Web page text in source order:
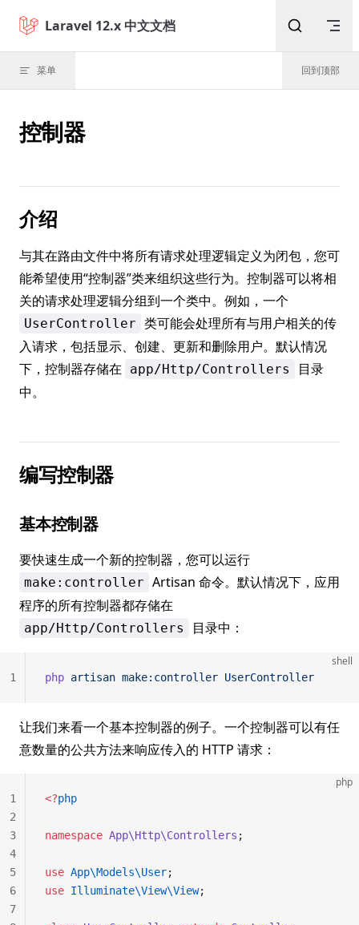
Skip to content
Laravel 12.x 中文文档
菜单 回到顶部
控制器
介绍
与其在路由文件中将所有请求处理逻辑定义为闭包，您可
能希望使用“控制器”类来组织这些行为。控制器可以将相
关的请求处理逻辑分组到一个类中。例如，一个
UserController 类可能会处理所有与用户相关的传
入请求，包括显示、创建、更新和删除用户。默认情况
下，控制器存储在
app/Http/Controllers
目录
中。
编写控制器
基本控制器
要快速生成一个新的控制器，您可以运行
make:controller Artisan 命令。默认情况下，应用
程序的所有控制器都存储在
app/Http/Controllers 目录中：
shell
php artisan make:controller UserController
1
让我们来看一个基本控制器的例子。一个控制器可以有任
意数量的公共方法来响应传入的 HTTP 请求：
php
<?php
namespace App\Http\Controllers ;
use App\Models\User;
use Illuminate\View\View;
1
2
3
4
5
6
7